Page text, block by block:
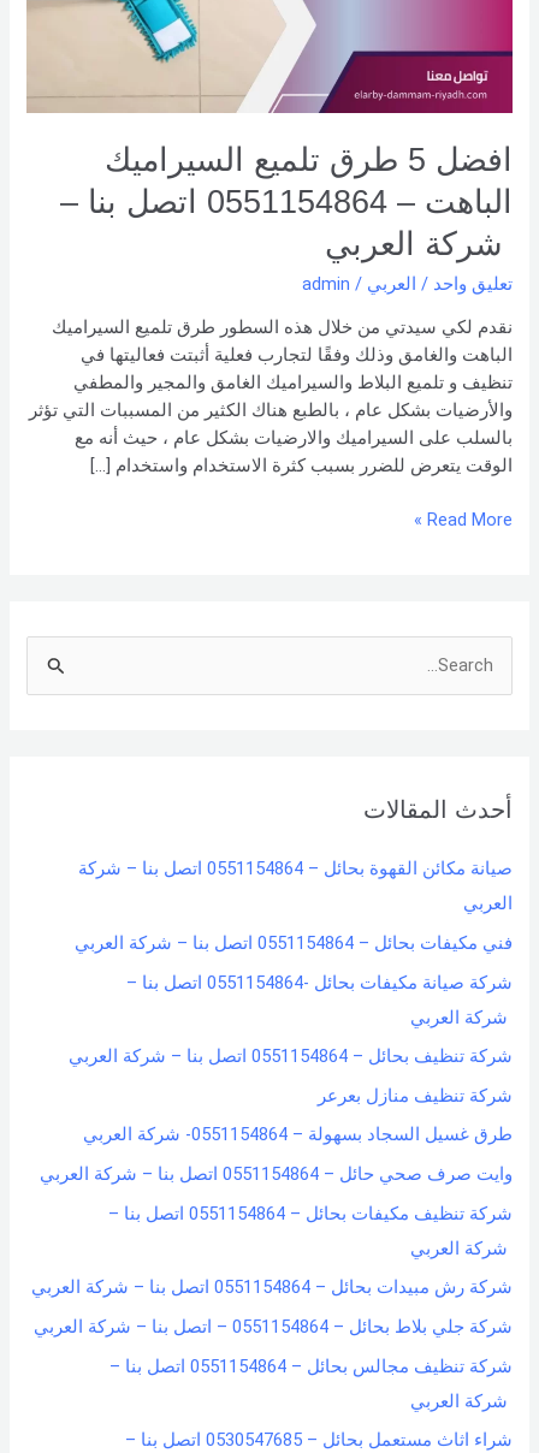
افضل 5 طرق تلميع السيراميك
الباهت – 0551154864 اتصل بنا –
شركة العربي
تعليق واحد / العربي /
admin
نقدم لكي سيدتي من خلال هذه السطور طرق تلميع السيراميك
الباهت والغامق وذلك وفقًا لتجارب فعلية أثبتت فعاليتها في
تنظيف و تلميع البلاط والسيراميك الغامق والمجير والمطفي
والأرضيات بشكل عام ، بالطبع هناك الكثير من المسببات التي تؤثر
بالسلب على السيراميك والارضيات بشكل عام ، حيث أنه مع
الوقت يتعرض للضرر بسبب كثرة الاستخدام واستخدام […]
اتصل
بنا –
شركة العربي
Read More »
c
f
o
r
:
أحدث المقالات
صيانة مكائن القهوة بحائل – 0551154864 اتصل بنا – شركة
العربي
فني مكيفات بحائل – 0551154864 اتصل بنا – شركة العربي
شركة صيانة مكيفات بحائل -0551154864 اتصل بنا –
شركة العربي
شركة تنظيف بحائل – 0551154864 اتصل بنا – شركة العربي
شركة تنظيف منازل بعرعر
طرق غسيل السجاد بسهولة – 0551154864- شركة العربي
وايت صرف صحي حائل – 0551154864 اتصل بنا – شركة العربي
شركة تنظيف مكيفات بحائل – 0551154864 اتصل بنا –
شركة العربي
شركة رش مبيدات بحائل – 0551154864 اتصل بنا – شركة العربي
شركة جلي بلاط بحائل – 0551154864 – اتصل بنا – شركة العربي
شركة تنظيف مجالس بحائل – 0551154864 اتصل بنا –
شركة العربي
شراء اثاث مستعمل بحائل – 0530547685 اتصل بنا –